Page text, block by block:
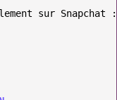
sur Snapchat :